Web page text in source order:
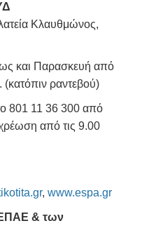
Κλαυθμώνος,
και Παρασκευή από
(κατόπιν ραντεβού)
801 11 36 300 από
από τις 9.00
, www.espa.gr
& των